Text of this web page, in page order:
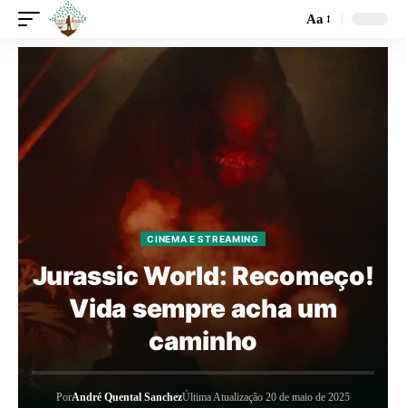
Aa
CINEMA E STREAMING
Jurassic World: Recomeço!
Vida sempre acha um
caminho
PorAndré Quental SanchezÚltima Atualização 20 de maio de 2025